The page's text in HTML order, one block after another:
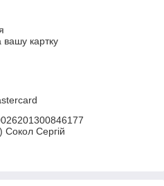
вашу картку
Сергій